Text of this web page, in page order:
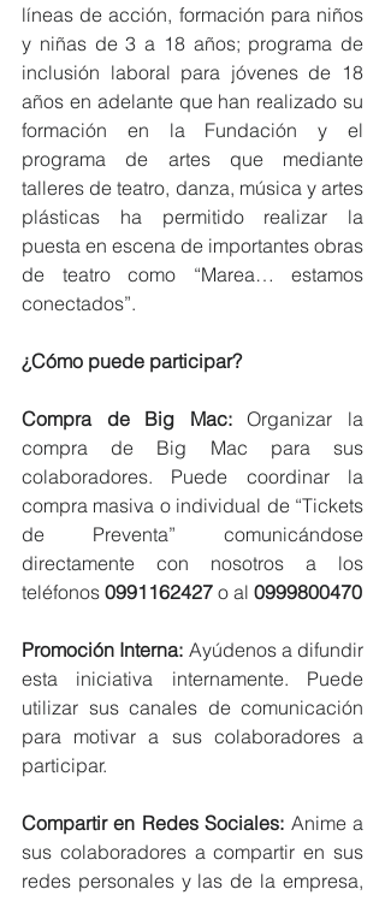
líneas de acción, formación para niños
y niñas de 3 a 18 años; programa de
inclusión laboral para jóvenes de 18
años en adelante que han realizado su
formación en la Fundación y el
programa de artes que mediante
talleres de teatro, danza, música y artes
plásticas ha permitido realizar la
puesta en escena de importantes obras
de teatro como “Marea… estamos
conectados”.
¿Cómo puede participar?
Compra de Big Mac: Organizar la
compra de Big Mac para sus
colaboradores. Puede coordinar la
compra masiva o individual de “Tickets
de Preventa” comunicándose
directamente con nosotros a los
teléfonos 0991162427 o al 0999800470
Promoción Interna: Ayúdenos a difundir
esta iniciativa internamente. Puede
utilizar sus canales de comunicación
para motivar a sus colaboradores a
participar.
Compartir en Redes Sociales: Anime a
sus colaboradores a compartir en sus
redes personales y las de la empresa,